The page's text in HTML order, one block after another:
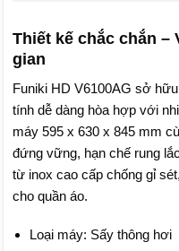
Thiết kế chắc chắn –
gian
Funiki HD V6100AG sở
tính dễ dàng hòa hợp với
máy 595 x 630 x 845 mm
đứng vững, hạn chế rung
từ inox cao cấp chống gỉ
cho quần áo.
Loại máy: Sấy thông hơi